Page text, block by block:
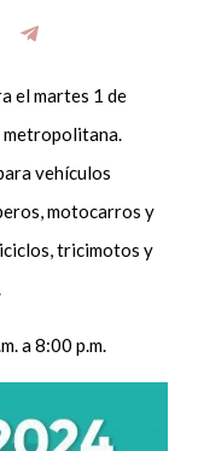
el martes 1 de
vehículos
motocarros y
tricimotos y
a 8:00 p.m.